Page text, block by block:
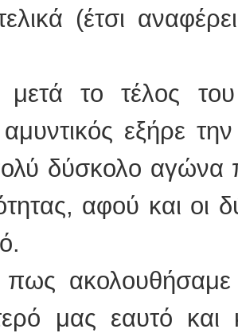
τελικά (έτσι
μετά το τέλος
αμυντικός εξήρε
δύσκολο αγώνα
αφού και
πως
μας εαυτό